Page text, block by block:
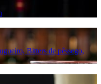
Bitters de pêssego,